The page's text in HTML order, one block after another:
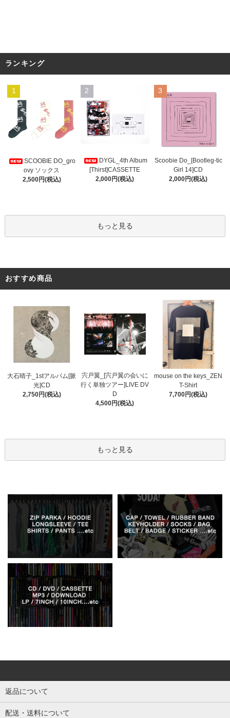
ランキング
1
SCOOBIE DO_gro
ovy ソックス
2,500円(税込)
2
DYGL_4th Album
[Thirst]CASSETTE
2,000円(税込)
3
Scoobie Do_[Bootleg-tic
Girl 14]CD
2,000円(税込)
もっと見る
おすすめ商品
大石晴子_1stアルバム[脈
光]CD
2,750円(税込)
宍戸翼_[宍戸翼の会いに
行く単独ツアー]LIVE DV
D
4,500円(税込)
mouse on the keys_ZEN
T-Shirt
7,700円(税込)
もっと見る
返品について
配送・送料について